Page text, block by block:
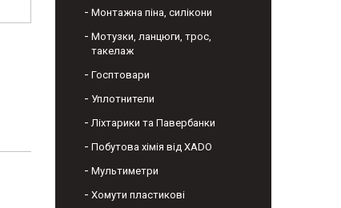
Монтажна піна, силікони
Мотузки, ланцюги, трос,
такелаж
Госптовари
Уплотнители
Ліхтарики та Павербанки
Побутова хімія від XADO
Мультиметри
Хомути пластикові